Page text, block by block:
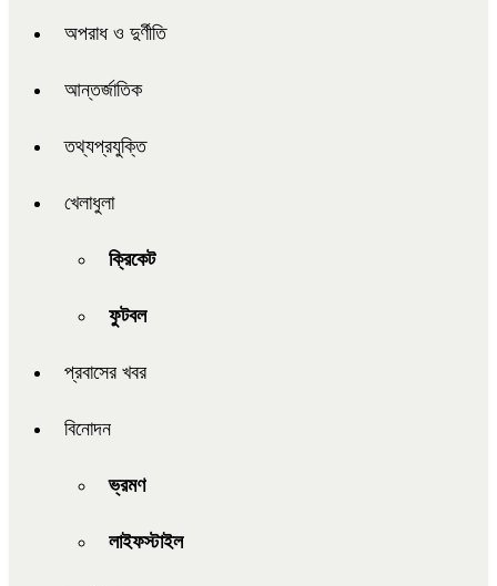
অপরাধ ও দুর্ণীতি
আন্তর্জাতিক
তথ্যপ্রযুক্তি
খেলাধুলা
ক্রিকেট
ফুটবল
প্রবাসের খবর
বিনোদন
ভ্রমণ
লাইফস্টাইল